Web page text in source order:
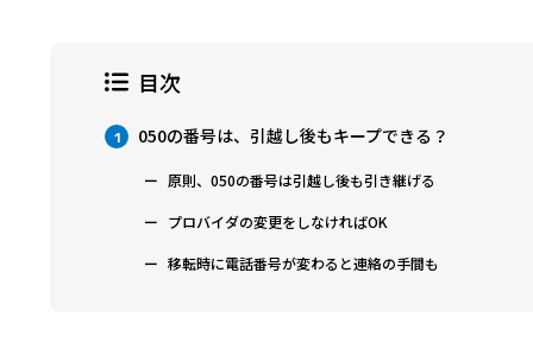
目次
1 050の番号は、引越し後もキープできる？
原則、050の番号は引越し後も引き継げる
プロバイダの変更をしなければOK
移転時に電話番号が変わると連絡の手間も